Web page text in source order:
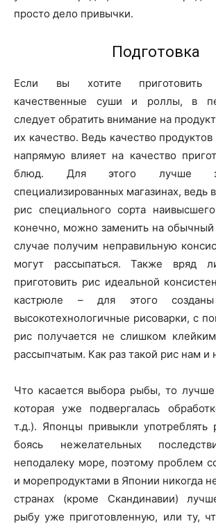
просто дело привычки.
Подготовка
Если вы хотите приготовить
качественные суши и роллы, в
следует обратить внимание на
их качество. Ведь качество
напрямую влияет на качество
блюд. Для этого лучше
специализированных магазинах, ведь
рис специального сорта
конечно, можно заменить на
случае получим неправильную
могут рассыпаться. Также вряд
приготовить рис идеальной
кастрюле – для этого созданы
высокотехнологичные рисоварки, с
рис получается не слишком
рассыпчатым. Как раз такой рис нам и
Что касается выбора рыбы, то лучше
которая уже подвергалась
т.д.). Японцы привыкли
боясь нежелательных
неподалеку море, поэтому проблем
и морепродуктами в Японии никогда
странах (кроме Скандинавии)
рыбу уже приготовленную, или ту,